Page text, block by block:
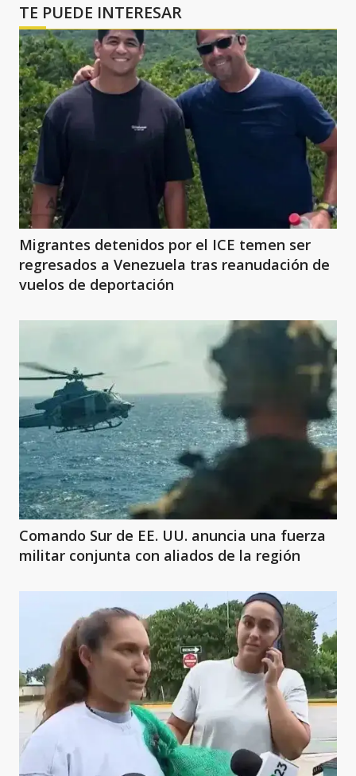
TE PUEDE INTERESAR
Migrantes detenidos por el ICE temen ser
regresados a Venezuela tras reanudación de
vuelos de deportación
Comando Sur de EE. UU. anuncia una fuerza
militar conjunta con aliados de la región